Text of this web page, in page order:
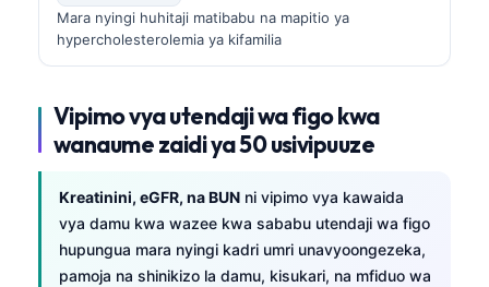
Mara nyingi huhitaji matibabu na mapitio ya
hypercholesterolemia ya kifamilia
Vipimo vya utendaji wa figo kwa
wanaume zaidi ya 50 usivipuuze
Kreatinini, eGFR, na BUN ni vipimo vya kawaida
vya damu kwa wazee kwa sababu utendaji wa figo
hupungua mara nyingi kadri umri unavyoongezeka,
pamoja na shinikizo la damu, kisukari, na mfiduo wa
ქართული
Lietuvių kalba
Shqip